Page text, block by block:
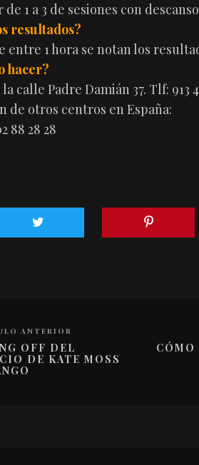
1 a 3 de sesiones con
resultados?
entre 1 hora se notan los
hacer?
calle Padre Damián 37. Tlf: 913
de otros centros en España:
88 28 28
ANTERIOR
OFF DEL
DE KATE MOSS
CÓMO